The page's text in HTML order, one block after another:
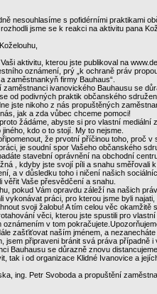
nesouhlasíme s pofidérními praktikami
jsme se k reakci na aktivitu pana
aktivitu, kterou jste publikoval na
oznámení, prý „k ochraně práv
zaměstnankyň firmy Bauhaus“.
zaměstnanci ivanovického Bauhausu se
od podivných praktik občanského
jste nikoho z nás propuštěných
jak a zda vůbec chceme pomoci!
žádáme, abyste si pro vlastní mediální
kdo o to stojí. My to nejsme.
že prvotní příčinou toho, proč v
je soudní spor Vašeho občanského
stavební oprávnění na obchodní
, kdyby jste svojí píli a snahu směřovali
a v důsledku toho i ničení našich
věřit Vaše přesvědčení a snahu.
pokud Vám opravdu záleží na našich
vykonávat práci, pro kterou jsme byli
svoji žalobu! A tím celou věc okamžitě
věci, kterou jste spustili pro
oznámením v tom
zašťiťovat naším jménem, a
jsem připraveni bránit svá práva případně i
Bauhausu se důrazně znovu
tak i od organizace Klidné Ivanovice a
ing. Petr Svoboda a propuštění